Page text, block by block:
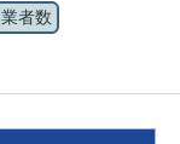
者数